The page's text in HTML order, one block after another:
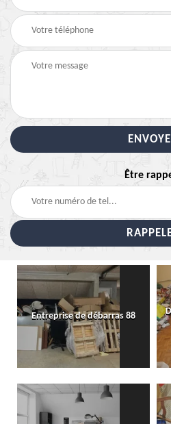
Être
Entreprise de débarras 88